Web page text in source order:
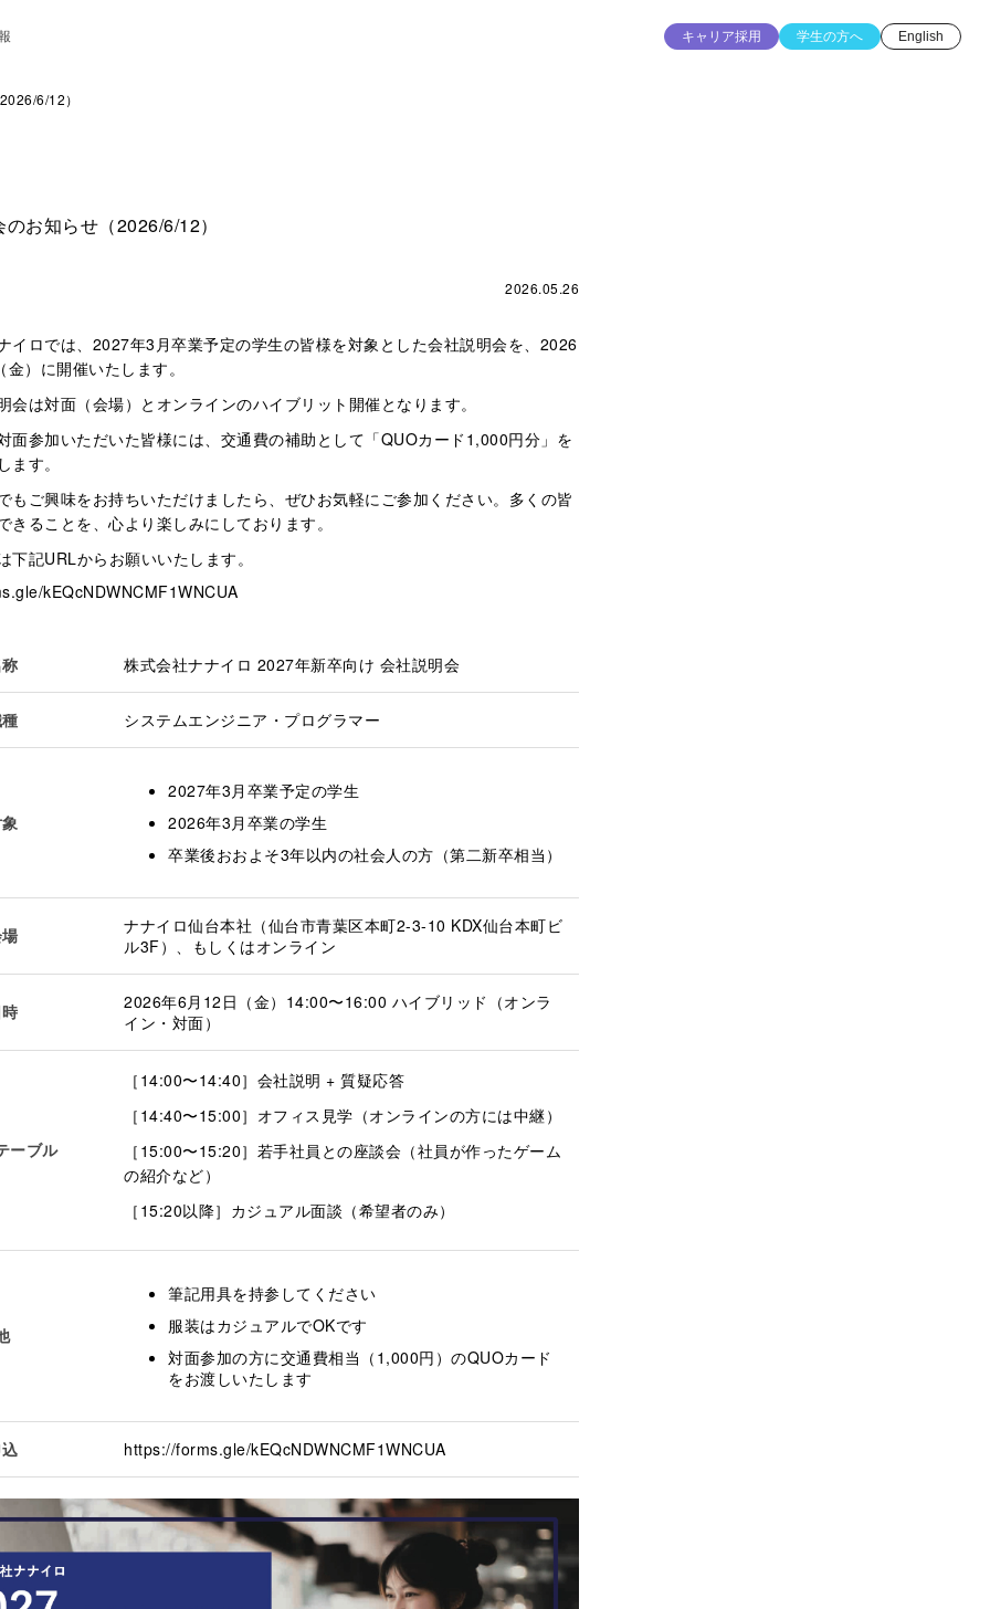
キャリア採用 学生の方へ English
6/12）
お知らせ（2026/6/12）
2026.05.26
イロでは、2027年3月卒業予定の学生の皆様を対象とした会社説明会を、2026
）に開催いたします。
会は対面（会場）とオンラインのハイブリット開催となります。
面参加いただいた皆様には、交通費の補助として「QUOカード1,000円分」を
ます。
もご興味をお持ちいただけましたら、ぜひお気軽にご参加ください。多くの皆
きることを、心より楽しみにしております。
下記URLからお願いいたします。
kEQcNDWNCMF1WNCUA
株式会社ナナイロ 2027年新卒向け 会社説明会
システムエンジニア・プログラマー
2027年3月卒業予定の学生
2026年3月卒業の学生
卒業後おおよそ3年以内の社会人の方（第二新卒相当）
ナナイロ仙台本社（仙台市青葉区本町2-3-10 KDX仙台本町ビ
ル3F）、もしくはオンライン
2026年6月12日（金）14:00〜16:00 ハイブリッド（オンラ
イン・対面）
ーブル
［14:00〜14:40］会社説明 + 質疑応答
［14:40〜15:00］オフィス見学（オンラインの方には中継）
［15:00〜15:20］若手社員との座談会（社員が作ったゲーム
の紹介など）
［15:20以降］カジュアル面談（希望者のみ）
筆記用具を持参してください
服装はカジュアルでOKです
対面参加の方に交通費相当（1,000円）のQUOカード
をお渡しいたします
https://forms.gle/kEQcNDWNCMF1WNCUA